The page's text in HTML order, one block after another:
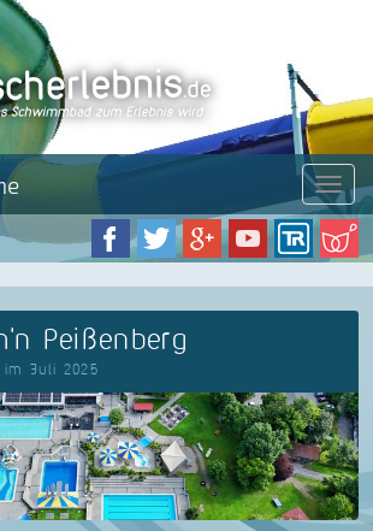
Menü
Peißenberg
Juli 2025